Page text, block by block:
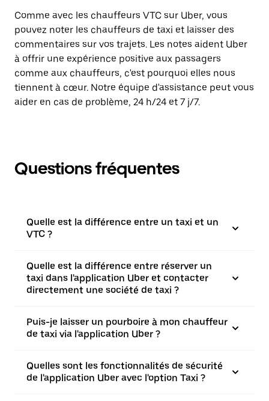
Comme avec les chauffeurs VTC sur Uber, vous
pouvez noter les chauffeurs de taxi et laisser des
commentaires sur vos trajets. Les notes aident Uber
à offrir une expérience positive aux passagers
comme aux chauffeurs, c'est pourquoi elles nous
tiennent à cœur. Notre équipe d'assistance peut vous
aider en cas de problème, 24 h/24 et 7 j/7.
Questions fréquentes
Quelle est la différence entre un taxi et un
VTC ?
Quelle est la différence entre réserver un
taxi dans l'application Uber et contacter
directement une société de taxi ?
Puis-je laisser un pourboire à mon chauffeur
de taxi via l'application Uber ?
Quelles sont les fonctionnalités de sécurité
de l'application Uber avec l'option Taxi ?